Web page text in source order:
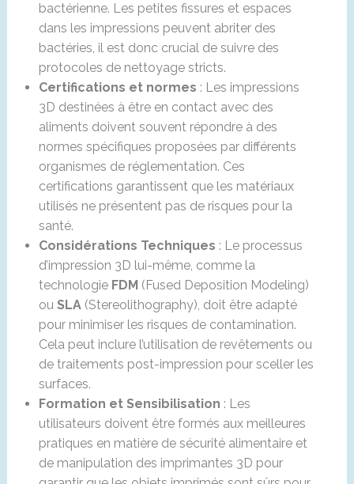
bactérienne. Les petites fissures et espaces
dans les impressions peuvent abriter des
bactéries, il est donc crucial de suivre des
protocoles de nettoyage stricts.
Certifications et normes : Les impressions
3D destinées à être en contact avec des
aliments doivent souvent répondre à des
normes spécifiques proposées par différents
organismes de réglementation. Ces
certifications garantissent que les matériaux
utilisés ne présentent pas de risques pour la
santé.
Considérations Techniques : Le processus
d’impression 3D lui-même, comme la
technologie FDM (Fused Deposition Modeling)
ou SLA(Stereolithography), doit être adapté
pour minimiser les risques de contamination.
Cela peut inclure l’utilisation de revêtements ou
de traitements post-impression pour sceller les
surfaces.
Formation et Sensibilisation : Les
utilisateurs doivent être formés aux meilleures
pratiques en matière de sécurité alimentaire et
de manipulation des imprimantes 3D pour